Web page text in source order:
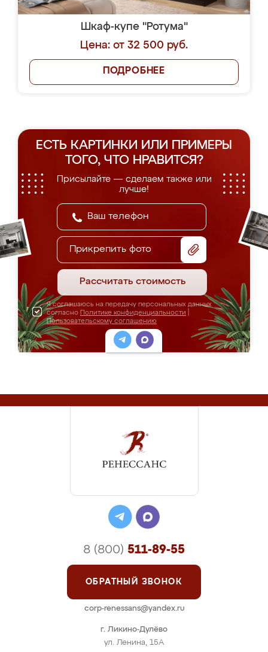
Шкаф-купе "Ротума"
Цена: от 32 500 руб.
ПОДРОБНЕЕ
ЕСТЬ КАРТИНКИ ИЛИ ПРИМЕРЫ
ТОГО, ЧТО НРАВИТСЯ?
Присылайте — сделаем также или
лучше!
Прикрепить фото
Рассчитать стоимость
Я соглашаюсь на передачу персональных данных
согласно Политике конфиденциальности
Пользовательскому соглашению
г. Ликино-Дулёво
ул. Ленина, 15А
8 (800) 511-89-55
ОБРАТНЫЙ ЗВОНОК
corp-renessans@yandex.ru